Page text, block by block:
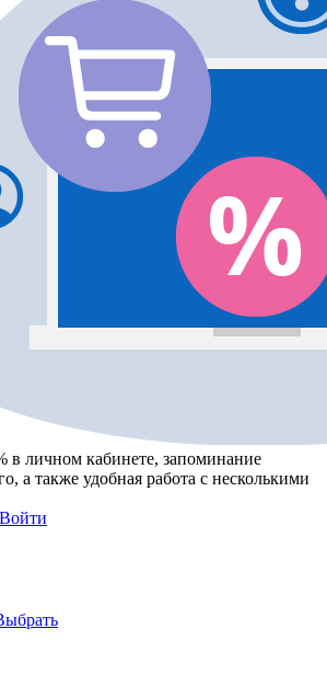
в личном кабинете, запоминание
, а также удобная работа с несколькими
Войти